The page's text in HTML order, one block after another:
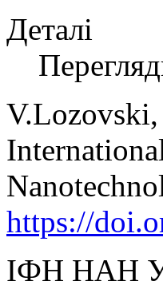
Деталі
V.
https://
ІФН НАН